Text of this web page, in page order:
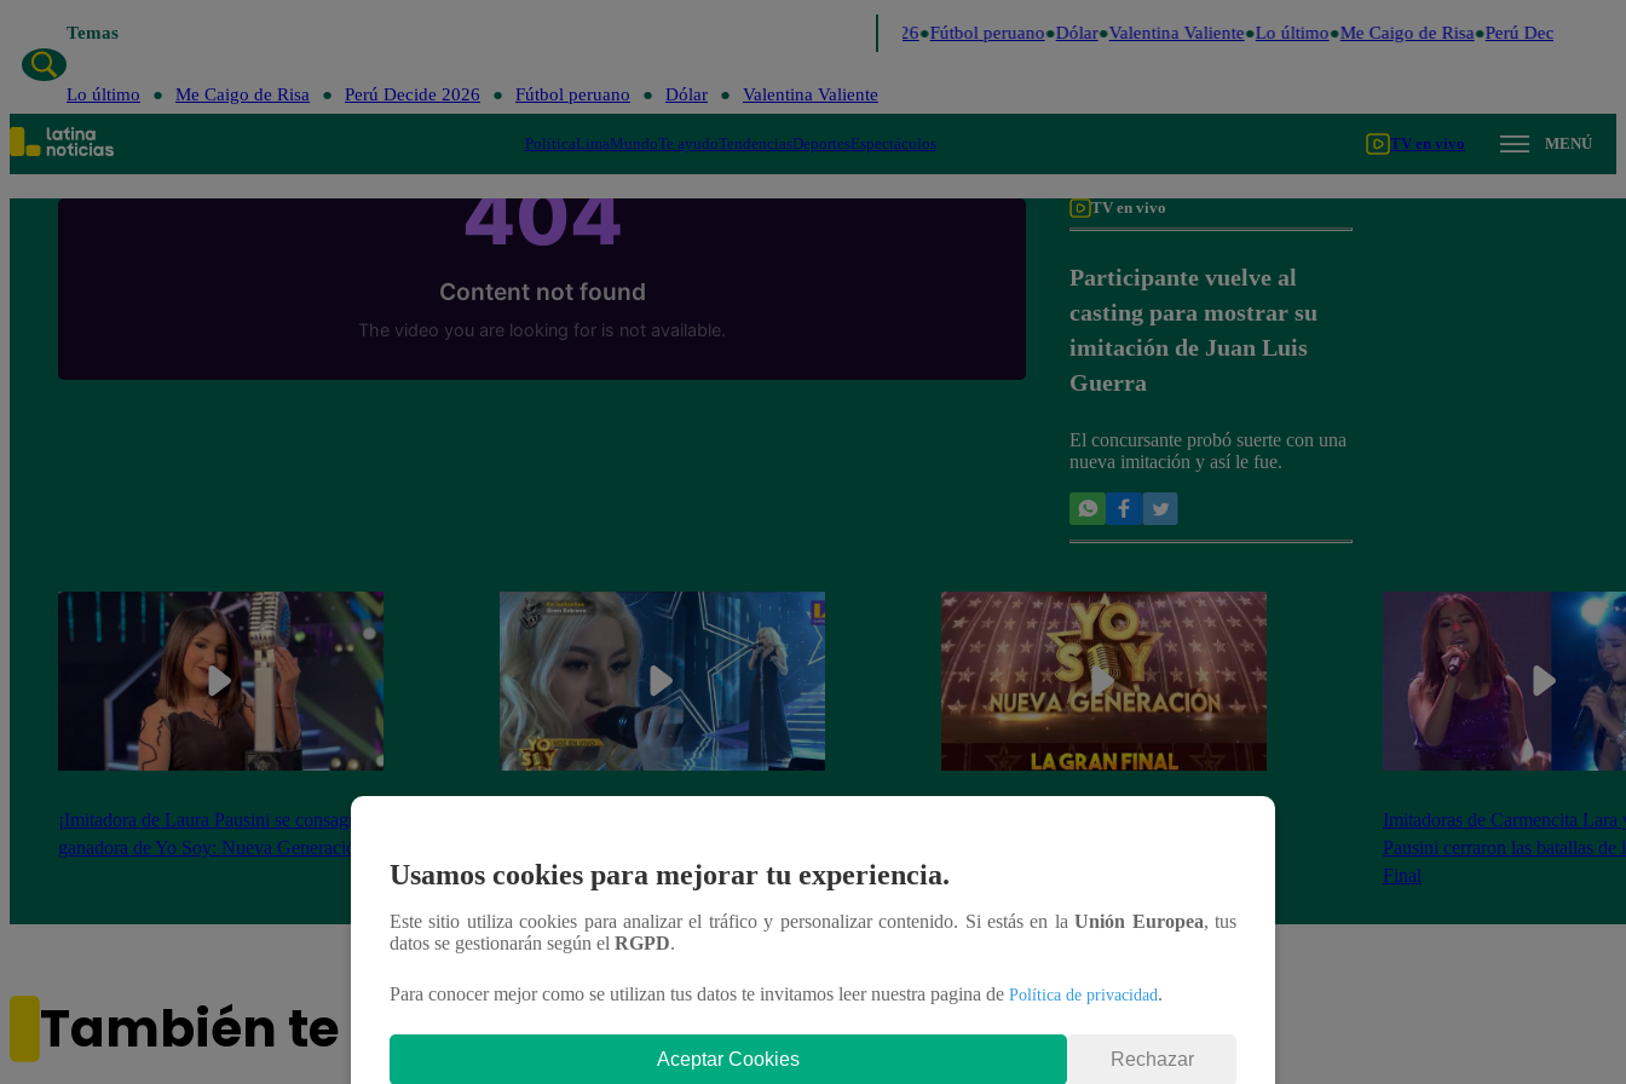
Temas Perú Decide 2026 Fútbol peruano Dólar Valentina Valiente Lo último Me Caigo de Risa Perú Decide 2026
Lo último Me Caigo de Risa Perú Decide 2026 Fútbol peruano Dólar Valentina Valiente
PolíticaLimaMundoTe ayudoTendenciasDeportesEspectáculos TV en vivo MENÚ
TV en vivo
Participante vuelve al
casting para mostrar su
imitación de Juan Luis
Guerra
El concursante probó suerte con una
nueva imitación y así le fue.
¡Imitadora de Laura Pausini se consagró
ganadora de Yo Soy: Nueva Generación!
Generación!
Imitadoras de Carmencita Lara
Pausini cerraron las batallas de
Final
También te puede interesar
Usamos cookies para mejorar tu experiencia.
Este sitio utiliza cookies para analizar el tráfico y personalizar contenido. Si estás en laUnión Europea, tus
datos se gestionarán según el RGPD.
Para conocer mejor como se utilizan tus datos te invitamos leer nuestra pagina de Política de privacidad.
Aceptar Cookies Rechazar